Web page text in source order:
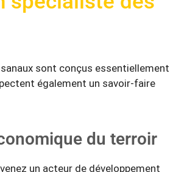
sont conçus essentiellement
également un savoir-faire
du terroir
un acteur de développement